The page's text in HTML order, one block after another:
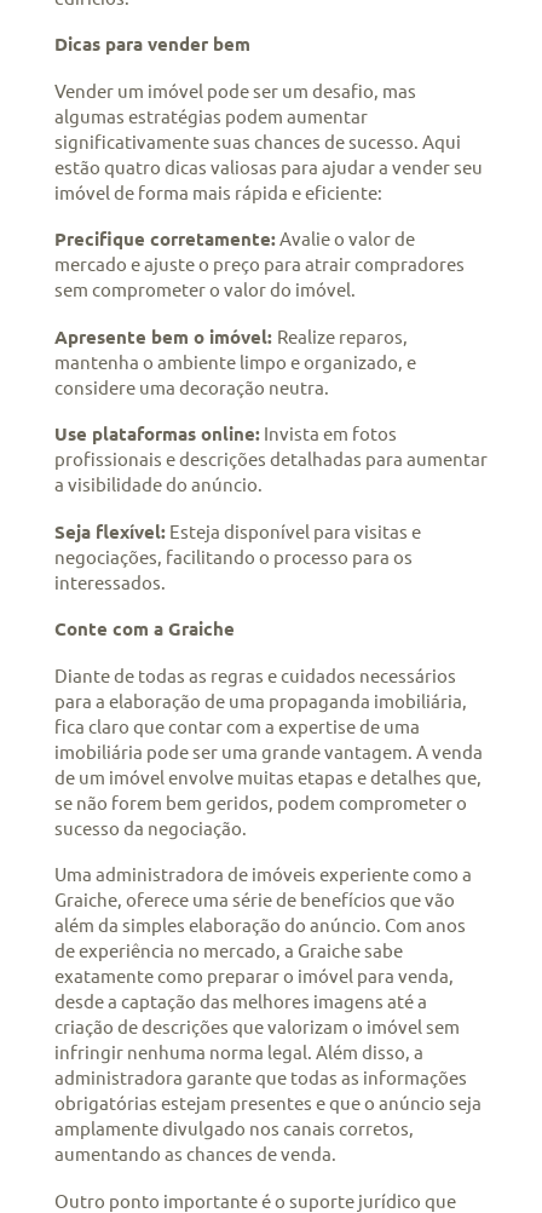
Dicas para vender bem
Vender um imóvel pode ser um desafio, mas
algumas estratégias podem aumentar
significativamente suas chances de sucesso. Aqui
estão quatro dicas valiosas para ajudar a vender seu
imóvel de forma mais rápida e eficiente:
Precifique corretamente:Avalie o valor de
mercado e ajuste o preço para atrair compradores
sem comprometer o valor do imóvel.
Apresente bem o imóvel: Realize reparos,
mantenha o ambiente limpo e organizado, e
considere uma decoração neutra.
Use plataformas online: Invista em fotos
profissionais e descrições detalhadas para aumentar
a visibilidade do anúncio.
Seja flexível: Esteja disponível para visitas e
negociações, facilitando o processo para os
interessados.
Conte com a Graiche
Diante de todas as regras e cuidados necessários
para a elaboração de uma propaganda imobiliária,
fica claro que contar com a expertise de uma
imobiliária pode ser uma grande vantagem. A venda
de um imóvel envolve muitas etapas e detalhes que,
se não forem bem geridos, podem comprometer o
sucesso da negociação.
Uma administradora de imóveis experiente como a
Graiche, oferece uma série de benefícios que vão
além da simples elaboração do anúncio. Com anos
de experiência no mercado, a Graiche sabe
exatamente como preparar o imóvel para venda,
desde a captação das melhores imagens até a
criação de descrições que valorizam o imóvel sem
infringir nenhuma norma legal. Além disso, a
administradora garante que todas as informações
obrigatórias estejam presentes e que o anúncio seja
amplamente divulgado nos canais corretos,
aumentando as chances de venda.
Outro ponto importante é o suporte jurídico que